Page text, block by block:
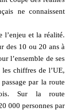
ne connaissent
l’enjeu et la réalité.
des 10 ou 20 ans à
l’ensemble de ses
les chiffres de l’UE,
par la route
Sur la route
000 personnes par